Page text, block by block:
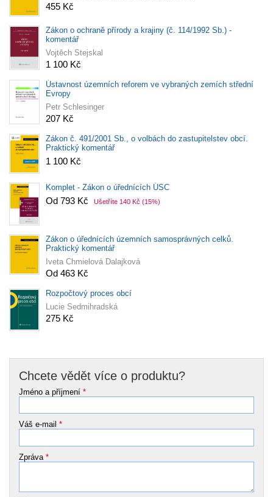
455 Kč
Zákon o ochraně přírody a krajiny (č. 114/1992 Sb.) -
komentář
Vojtěch Stejskal
1 100 Kč
Ústavnost územních reforem ve vybraných zemích střední
Evropy
Petr Schlesinger
207 Kč
Zákon č. 491/2001 Sb., o volbách do zastupitelstev obcí.
Praktický komentář
1 100 Kč
Komplet - Zákon o úřednících ÚSC
Od 793 Kč Ušetříte 140 Kč (15%)
Zákon o úřednících územních samosprávných celků.
Praktický komentář
Iveta Chmielová Dalajková
Od 463 Kč
Rozpočtový proces obcí
Lucie Sedmihradská
275 Kč
Chcete vědět více o produktu?
Jméno a příjmení *
Váš e-mail *
Zpráva *